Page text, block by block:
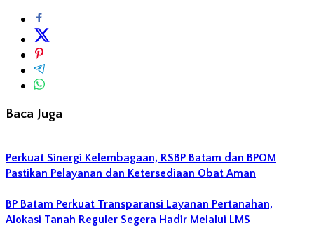
Baca Juga
Perkuat Sinergi Kelembagaan, RSBP Batam dan BPOM
Pastikan Pelayanan dan Ketersediaan Obat Aman
BP Batam Perkuat Transparansi Layanan Pertanahan,
Alokasi Tanah Reguler Segera Hadir Melalui LMS